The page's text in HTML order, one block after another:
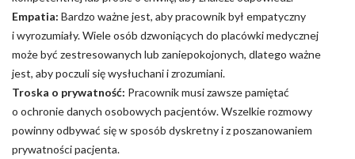
Empatia: Bardzo ważne jest, aby pracownik był empatyczny
i wyrozumiały. Wiele osób dzwoniących do placówki medycznej
może być zestresowanych lub zaniepokojonych, dlatego ważne
jest, aby poczuli się wysłuchani i zrozumiani.
Troska o prywatność: Pracownik musi zawsze pamiętać
o ochronie danych osobowych pacjentów. Wszelkie rozmowy
powinny odbywać się w sposób dyskretny i z poszanowaniem
prywatności pacjenta.